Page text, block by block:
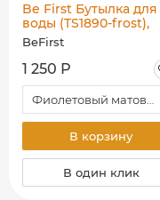
Be First Бутылка для
воды (TS1890-frost),
1890 мл
BeFirst
1 250 Р
В корзину
В один клик